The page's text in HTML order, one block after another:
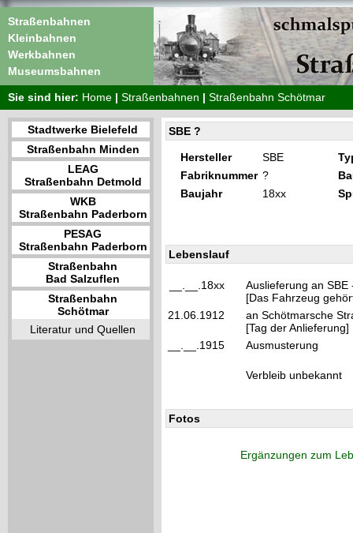
Straßenbahnen
Kleinbahnen
Werkbahnen
Museumsbahnen
Sie sind hier: Home | Straßenbahnen | Straßenbahn Schötmar
Stadtwerke Bielefeld
Straßenbahn Minden
LEAG
Straßenbahn Detmold
WKB
Straßenbahn Paderborn
PESAG
Straßenbahn Paderborn
Straßenbahn
Bad Salzuflen
Straßenbahn
Schötmar
Literatur und Quellen
SBE ?
Hersteller SBE
Fabriknummer ?
Baujahr
18xx
Lebenslauf
__.__.18xx
Auslieferung an
[Das Fahrzeug
21.06.1912
an Schötmarsche
[Tag der Anlieferung]
__.__.1915
Ausmusterung
Verbleib unbekannt
Fotos
Ergänzungen zum